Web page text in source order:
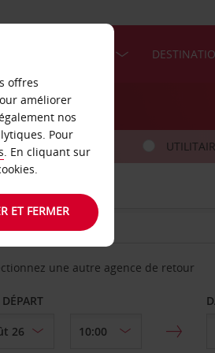
VOITURE
DÉPART
une autre agence de retour
offres
améliorer
nos
Pour
. En cliquant sur
ET FERMER